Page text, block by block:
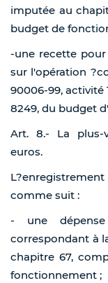
imputée au
budget de
-une recette pour
sur l'opération
90006-99,
8249, du budget
Art. 8.- La plus-
euros.
comme suit :
- une
correspondant à
chapitre 67,
fonctionnement ;